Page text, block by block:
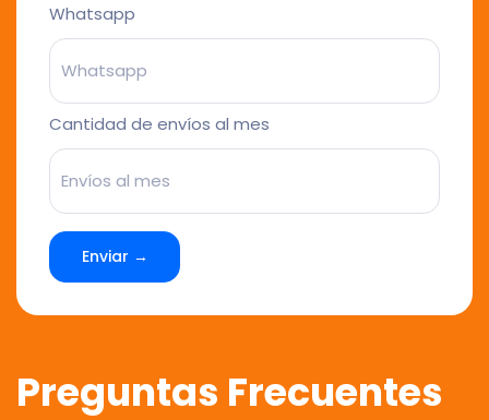
Whatsapp
Cantidad de envíos al mes
Enviar →
Preguntas Frecuentes